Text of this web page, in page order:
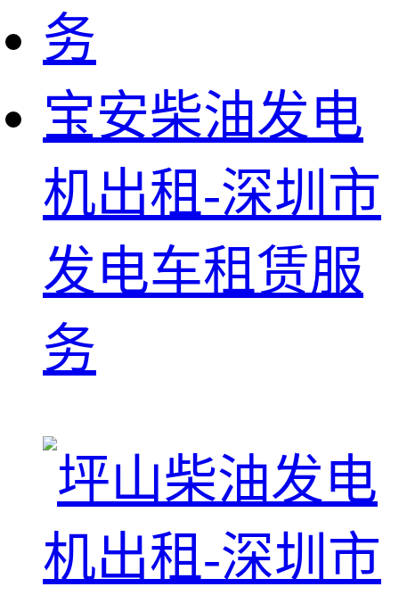
宝安柴油发电
机出租-深圳市
发电车租赁服
务